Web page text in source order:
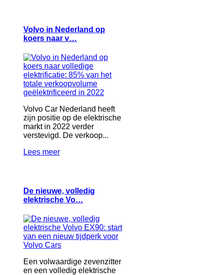
Volvo in Nederland op
koers naar v…
Volvo Car Nederland heeft
zijn positie op de elektrische
markt in 2022 verder
verstevigd. De verkoop...
Lees meer
De nieuwe, volledig
elektrische Vo…
Een volwaardige zevenzitter
en een volledig elektrische